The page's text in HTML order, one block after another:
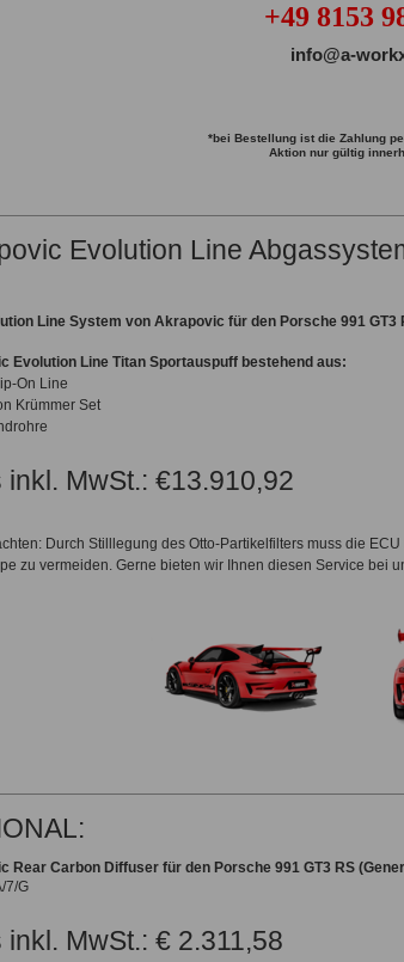
+49 8153
info@a-
*bei Bestellung ist die Zahlung
Aktion nur gültig
Evolution Line
Line System von Akrapovic für den Porsche 991 GT3
Evolution Line Titan Sportauspuff bestehend aus:
On Line
Krümmer Set
inkl. MwSt.: €13.910,92
Durch Stilllegung des Otto-Partikelfilters muss die
zu vermeiden. Gerne bieten wir Ihnen diesen Service bei
Rear Carbon Diffuser für den Porsche 991 GT3 RS
7/G
inkl. MwSt.: € 2.311,58